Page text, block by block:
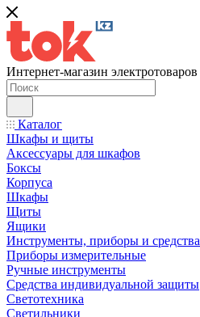
Интернет-магазин электротоваров
Каталог
Шкафы и щиты
Аксессуары для шкафов
Боксы
Корпуса
Шкафы
Щиты
Ящики
Инструменты, приборы и
Приборы измерительные
Ручные инструменты
Средства индивидуальной защиты
Светотехника
Светильники